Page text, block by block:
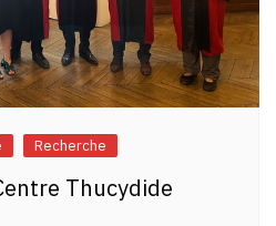
Recherche
Thucydide